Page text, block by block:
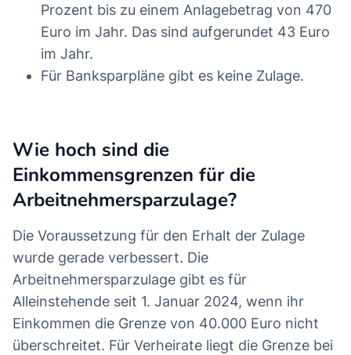
Prozent bis zu einem Anlagebetrag von 470
Euro im Jahr. Das sind aufgerundet 43 Euro
im Jahr.
Für Banksparpläne gibt es keine Zulage.
Wie hoch sind die
Einkommensgrenzen für die
Arbeitnehmersparzulage?
Die Voraussetzung für den Erhalt der Zulage
wurde gerade verbessert. Die
Arbeitnehmersparzulage gibt es für
Alleinstehende seit 1. Januar 2024, wenn ihr
Einkommen die Grenze von 40.000 Euro nicht
überschreitet. Für Verheirate liegt die Grenze bei